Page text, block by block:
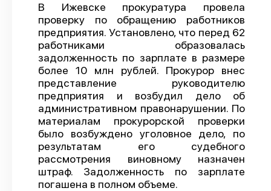
Трудовые конфликты
Отчеты
Предложить публикацию
Справочник
API
О проекте
Политика конфиденциальности
В Ижевске прокуратура провела
проверку по обращению работников
предприятия. Установлено, что перед 62
работниками образовалась
задолженность по зарплате в размере
более 10 млн рублей. Прокурор внес
представление руководителю
предприятия и возбудил дело об
административном правонарушении. По
материалам прокурорской проверки
было возбуждено уголовное дело, по
результатам его судебного
рассмотрения виновному назначен
штраф. Задолженность по зарплате
погашена в полном объеме.